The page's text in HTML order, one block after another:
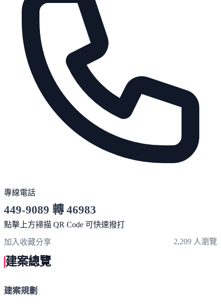
專線電話
449-9089 轉 46983
服務時間 10:00～19:00
點擊上方掃描 QR Code 可快速撥打
加入收藏分享 2,209 人瀏覽
建案總覽
建案規劃